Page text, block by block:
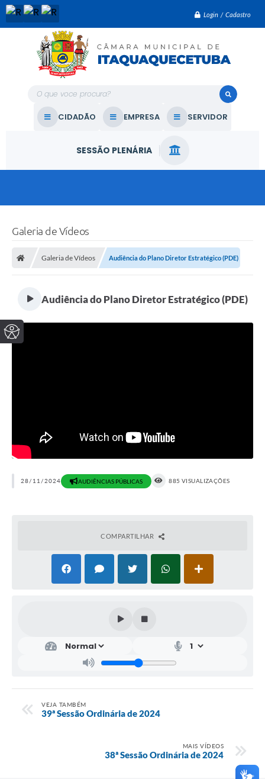
Login / Cadastro
O que voce procura?
CIDADÃO EMPRESA SERVIDOR
SESSÃO PLENÁRIA
Galeria de Vídeos
Galeria de Vídeos Audiência do Plano Diretor Estratégico (PDE)
Audiência do Plano Diretor Estratégico (PDE)
28/11/2024 AUDIÊNCIAS PÚBLICAS 885 VISUALIZAÇÕES
COMPARTILHAR
VEJA TAMBÉM
39ª Sessão Ordinária de 2024
MAIS VÍDEOS
38ª Sessão Ordinária de 2024